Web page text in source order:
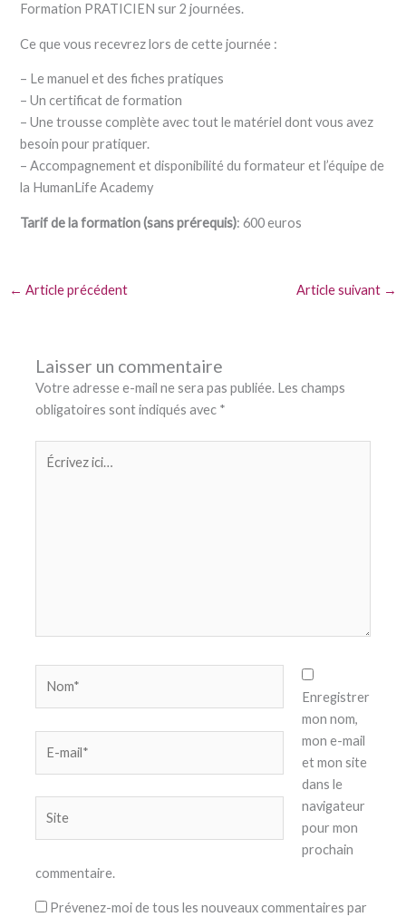
Formation PRATICIEN sur 2 journées.
Ce que vous recevrez lors de cette journée :
– Le manuel et des fiches pratiques
– Un certificat de formation
– Une trousse complète avec tout le matériel dont vous avez
besoin pour pratiquer.
– Accompagnement et disponibilité du formateur et l’équipe de
la HumanLife Academy
Tarif de la formation (sans prérequis): 600 euros
← Article précédent Article suivant →
Laisser un commentaire
Votre adresse e-mail ne sera pas publiée. Les champs
obligatoires sont indiqués avec *
ici…
mail*
Enregistrer
mon nom,
mon e-mail
et mon site
dans le
navigateur
pour mon
prochain
commentaire.
Prévenez-moi de tous les nouveaux commentaires par